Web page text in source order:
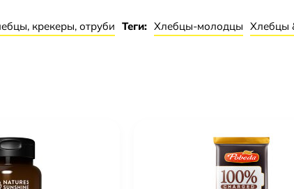
Особые указания
крекеры, отруби Теги: Хлебцы-молодцы Хлебцы